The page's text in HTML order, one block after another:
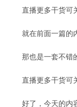
直播更多干货可
就在前面一篇的内
那也是一套不错的
直播更多干货可
好了，今天的内容